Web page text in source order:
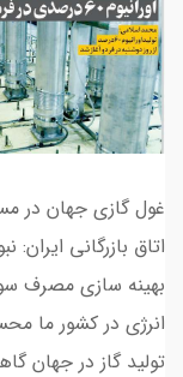
غول گازی جهان در
اتاق بازرگانی
بهینه سازی مصرف
انرژی در کشور ما
تولید گاز در جهان